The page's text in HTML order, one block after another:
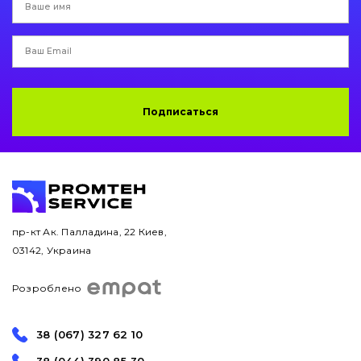
Подписаться
пр-кт Ак. Палладина, 22 Киев,
03142, Украина
Розроблено
38 (067) 327 62 10